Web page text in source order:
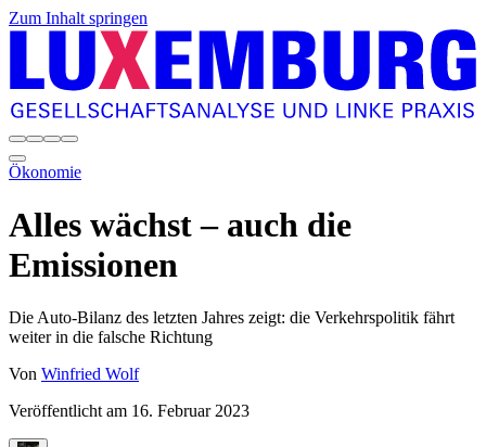
Zum Inhalt springen
Ökonomie
Alles wächst – auch die
Emissionen
Die Auto-Bilanz des letzten Jahres zeigt: die Verkehrspolitik fährt
weiter in die falsche Richtung
Von Winfried Wolf
Veröffentlicht am 16. Februar 2023